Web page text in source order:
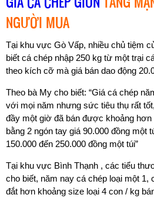
NGƯỜI MUA
Tại khu vực Gò Vấp, nhiều chủ tiệm
biết cá chép nhập 250 kg từ một trại
theo kích cỡ mà giá bán dao động
Theo bà My cho biết: “Giá cá chép
với mọi năm nhưng sức tiêu thụ rất
đầy một giờ đã bán được khoảng
bằng 2 ngón tay giá 90.000 đồng một
150.000 đến 250.000 đồng một túi”
Tại khu vực Bình Thạnh , các tiểu
cho biết, năm nay cá chép loại một 1,
đắt hơn khoảng size loại 4 con / kg